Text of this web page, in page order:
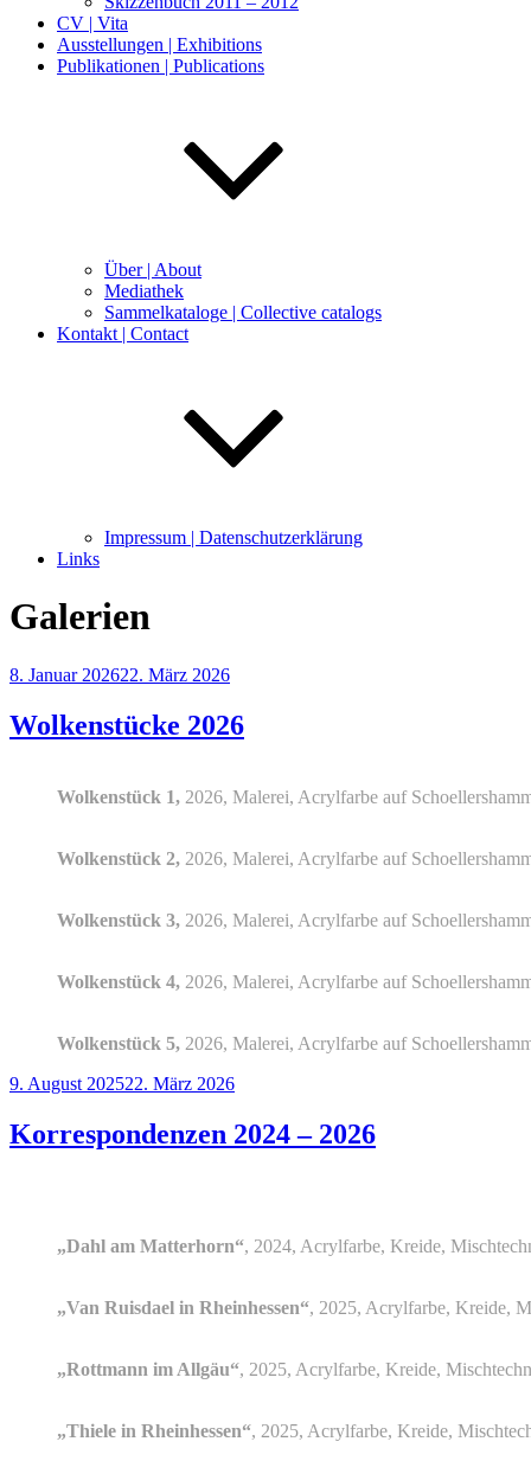
CV | Vita
Ausstellungen | Exhibitions
Publikationen | Publications
Über | About
Mediathek
Sammelkataloge | Collective catalogs
Kontakt | Contact
Impressum | Datenschutzerklärung
Links
Galerien
Veröffentlicht
8. Januar 202622. März 2026
Wolkenstücke 2026
Wolkenstück 1, 2026, Malerei, Acrylfarbe auf
Wolkenstück 2, 2026, Malerei, Acrylfarbe auf
Wolkenstück 3, 2026, Malerei, Acrylfarbe auf
Wolkenstück 4, 2026, Malerei, Acrylfarbe auf
Wolkenstück 5, 2026, Malerei, Acrylfarbe auf
Veröffentlicht
9. August 202522. März 2026
Korrespondenzen 2024 – 2026
„Dahl am Matterhorn“, 2024, Acrylfarbe, Kreide,
„Van Ruisdael in Rheinhessen“, 2025, Acrylfarbe, Kreide,
„Rottmann im Allgäu“, 2025, Acrylfarbe, Kreide,
„Thiele in Rheinhessen“, 2025, Acrylfarbe, Kreide,